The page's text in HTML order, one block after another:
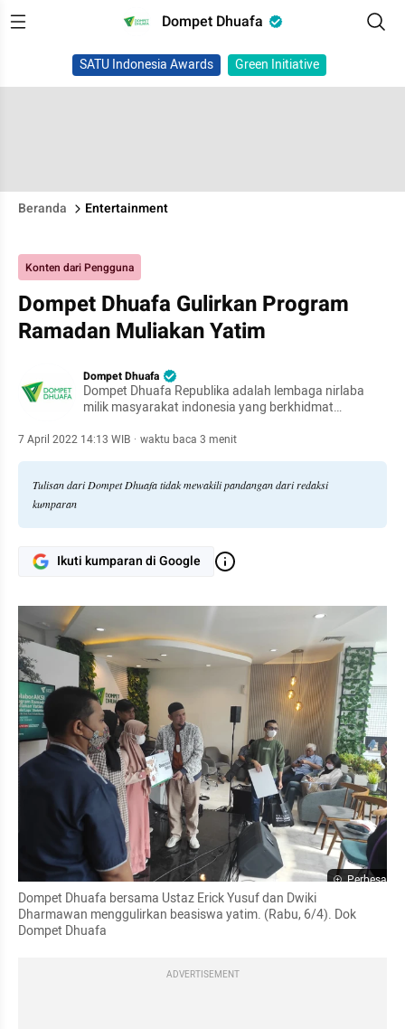
Dompet Dhuafa
SATU Indonesia Awards Green Initiative
Beranda Entertainment
Konten dari Pengguna
Dompet Dhuafa Gulirkan Program
Ramadan Muliakan Yatim
Dompet Dhuafa
Dompet Dhuafa Republika adalah lembaga nirlaba
milik masyarakat indonesia yang berkhidmat
7 April 2022 14:13 WIB · waktu baca 3 menit
Tulisan dari Dompet Dhuafa tidak mewakili pandangan dari redaksi
kumparan
Ikuti kumparan di Google
Perbesar
Dompet Dhuafa bersama Ustaz Erick Yusuf dan Dwiki
Dharmawan menggulirkan beasiswa yatim. (Rabu, 6/4). Dok
Dompet Dhuafa
ADVERTISEMENT